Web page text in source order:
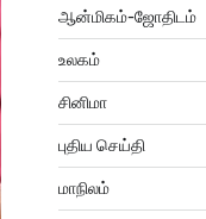
ஆன்மிகம்-ஜோதிடம்
உலகம்
சினிமா
புதிய செய்தி
மாநிலம்